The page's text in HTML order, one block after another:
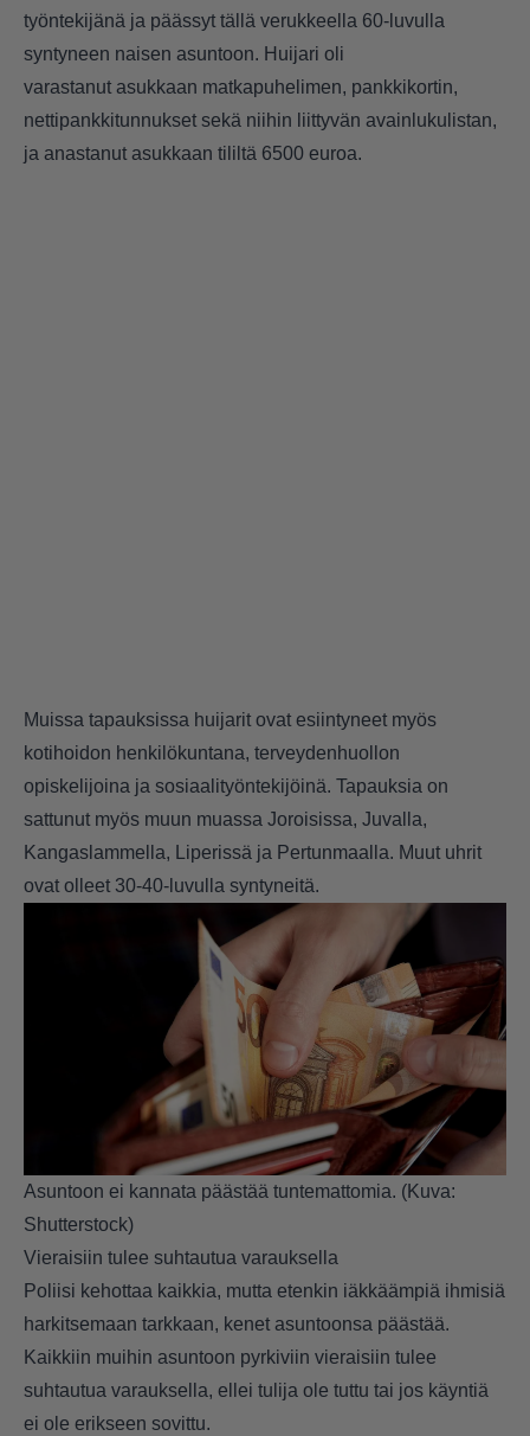
työntekijänä ja päässyt tällä verukkeella 60-luvulla
syntyneen naisen asuntoon. Huijari oli
varastanut asukkaan matkapuhelimen, pankkikortin,
nettipankkitunnukset sekä niihin liittyvän avainlukulistan,
ja anastanut asukkaan tililtä 6500 euroa.
Muissa tapauksissa huijarit ovat esiintyneet myös
kotihoidon henkilökuntana, terveydenhuollon
opiskelijoina ja sosiaalityöntekijöinä. Tapauksia on
sattunut myös muun muassa Joroisissa, Juvalla,
Kangaslammella, Liperissä ja Pertunmaalla. Muut uhrit
ovat olleet 30-40-luvulla syntyneitä.
Asuntoon ei kannata päästää tuntemattomia. (Kuva:
Shutterstock)
Vieraisiin tulee suhtautua varauksella
Poliisi kehottaa kaikkia, mutta etenkin iäkkäämpiä ihmisiä
harkitsemaan tarkkaan, kenet asuntoonsa päästää.
Kaikkiin muihin asuntoon pyrkiviin vieraisiin tulee
suhtautua varauksella, ellei tulija ole tuttu tai jos käyntiä
ei ole erikseen sovittu.